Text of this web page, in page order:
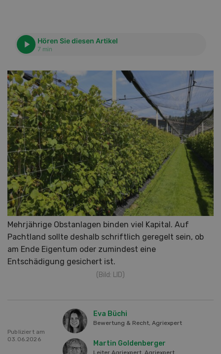
Hören Sie diesen Artikel
7 min
Mehrjährige Obstanlagen binden viel Kapital. Auf
Pachtland sollte deshalb schriftlich geregelt sein, ob
am Ende Eigentum oder zumindest eine
Entschädigung gesichert ist.
(Bild: LID)
Publiziert am
03.06.2026
Eva Büchi
Bewertung & Recht, Agriexpert
Martin Goldenberger